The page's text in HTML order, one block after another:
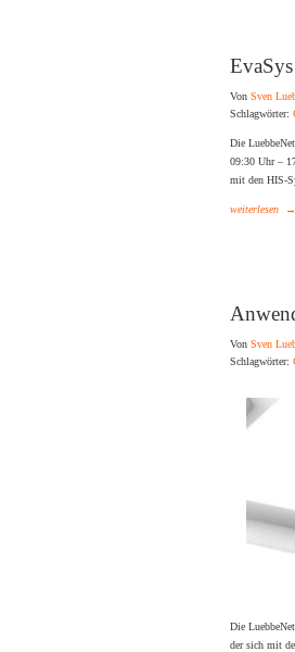
Von Sven
Schlagwörter:
Die
09:30 Uhr –
mit den HIS-
weiterlesen →
Von Sven
Schlagwörter:
Die
der sich mit